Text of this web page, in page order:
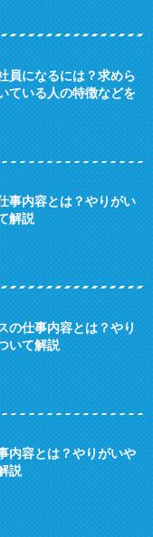
員になるには？求めら
ている人の特徴などを
事内容とは？やりがい
解説
の仕事内容とは？やり
いて解説
内容とは？やりがいや
説